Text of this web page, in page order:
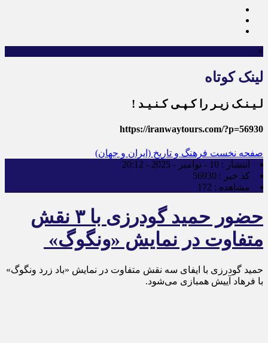
×
لینک کوتاه
لـیـنـک زیـر را کـپـی کـنـیـد !
https://iranwaytours.com/?p=56930
صفحه نخست فرهنگ و تاریخ (ایران و جهان)
انتشار : 10 - نوامبر - 2025 - 20:12
کد خبر : 56930
مشاهده : 172
حضور حمید گودرزی با ۳ نقش
متفاوت در نمایش «ونگوگ»
حمید گودرزی با ایفای سه نقش متفاوت در نمایش «باد زرد ونگوگ»
با فرهاد آییش همبازی می‌شود.